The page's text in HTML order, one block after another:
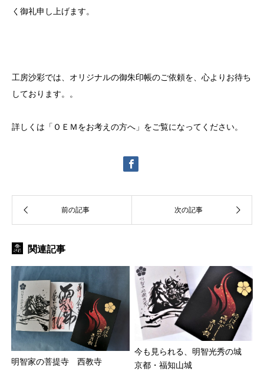
く御礼申し上げます。
工房沙彩では、オリジナルの御朱印帳のご依頼を、心よりお待ち
しております。。
詳しくは「ＯＥＭをお考えの方へ」をご覧になってください。
関連記事
明智家の菩提寺 西教寺
今も見られる、明智光秀の城
京都・福知山城